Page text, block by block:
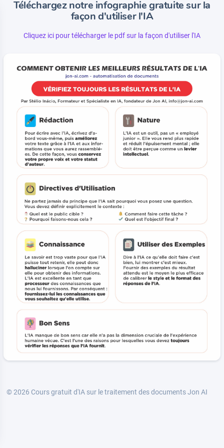
Téléchargez notre infographie gratuite sur la
façon d'utiliser l'IA
Cliquez ici pour télécharger le pdf sur la façon d'utiliser l'IA
© 2026 Cours gratuit d'IA sur le traitement des documents Jon AI